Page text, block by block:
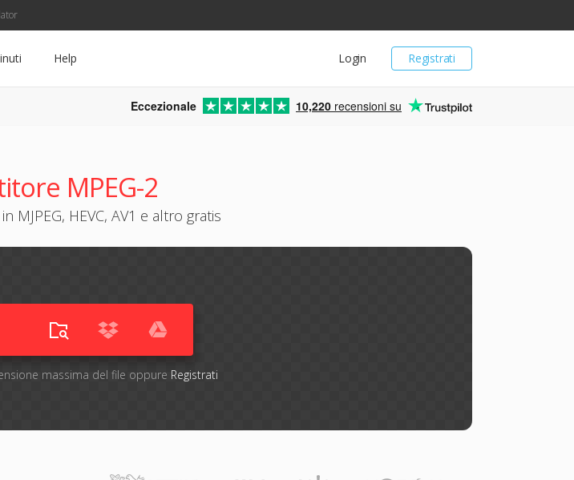
Registrati
Login
Help
Eccezionale 10,220 recensioni su
MPEG-2
MJPEG, HEVC, AV1 e altro gratis
massima del file oppure Registrati